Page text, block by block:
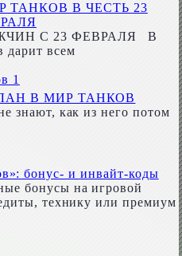
ТАНКОВ В ЧЕСТЬ 23
С 23 ФЕВРАЛЯ В
дарит всем
1
В МИР ТАНКОВ
знают, как из него потом
бонус- и инвайт-коды
бонусы на игровой
технику или премиум